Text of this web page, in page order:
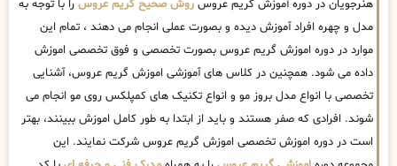
هنرجویان در دوره آموزش گریم عروس روش صحیح گریم عروس را با توجه به
مدل و چهره افراد آموزش دیده و بصورت عملی انجام می دهند ، تمام این
موارد در دوره اموزش گریم عروس بصورت تخصصی و فوق تخصصی اموزش
داده می شود. همچنین در کلاس های آموزشی اموزش گریم عروس، آشنایی
تخصصی با انواع مدل بروز مو و انواع تکنیک های کمپلکس روی مو انجام می
شوند. افرادی که صفر هستند و باید از ابتدا به طور کامل اموزش ببینند، بهتر
است در دوره اموزش تخصصی اموزش گریم عروس شرکت نمایند. این